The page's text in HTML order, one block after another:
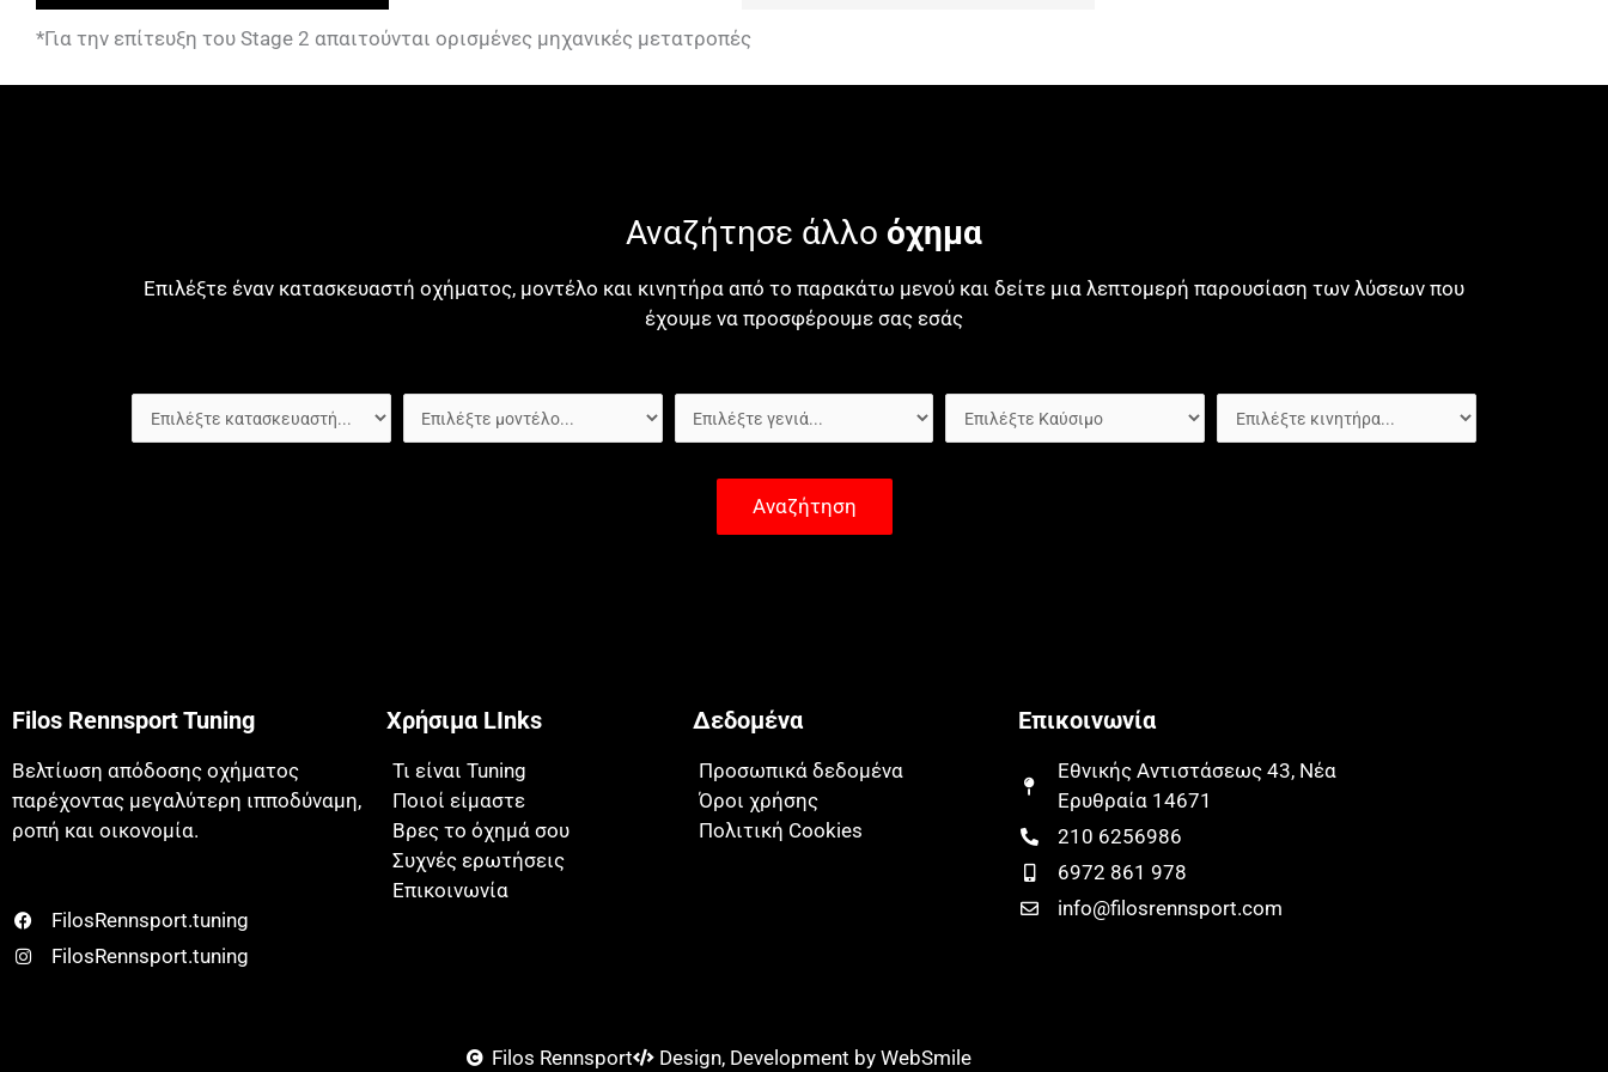
*Για την επίτευξη του Stage 2 απαιτούνται ορισμένες μηχανικές μετατροπές
Αναζήτησε άλλο όχημα
Επιλέξτε έναν κατασκευαστή οχήματος, μοντέλο και κινητήρα από το παρακάτω μενού και δείτε μια λεπτομερή παρουσίαση των λύσεων που
έχουμε να προσφέρουμε σας εσάς
Αναζήτηση
Filos Rennsport Tuning
Βελτίωση απόδοσης οχήματος
παρέχοντας μεγαλύτερη ιπποδύναμη,
ροπή και οικονομία.
FilosRennsport.tuning
FilosRennsport.tuning
Χρήσιμα LInks
Τι είναι Tuning
Ποιοί είμαστε
Βρες το όχημά σου
Συχνές ερωτήσεις
Επικοινωνία
Δεδομένα
Προσωπικά δεδομένα
Όροι χρήσης
Πολιτική Cookies
Επικοινωνία
Εθνικής Αντιστάσεως 43, Νέα
Ερυθραία 14671​​
210 6256986
6972 861 978
info@filosrennsport.com
Filos Rennsport Design, Development by WebSmile